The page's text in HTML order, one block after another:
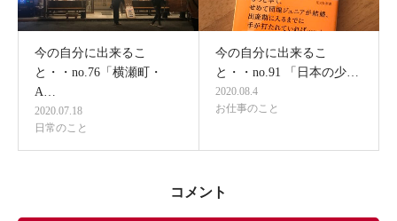
今の自分に出来るこ
と・・no.76「横瀬町・
A…
2020.07.18
日常のこと
今の自分に出来るこ
と・・no.91 「日本の少…
2020.08.4
お仕事のこと
コメント